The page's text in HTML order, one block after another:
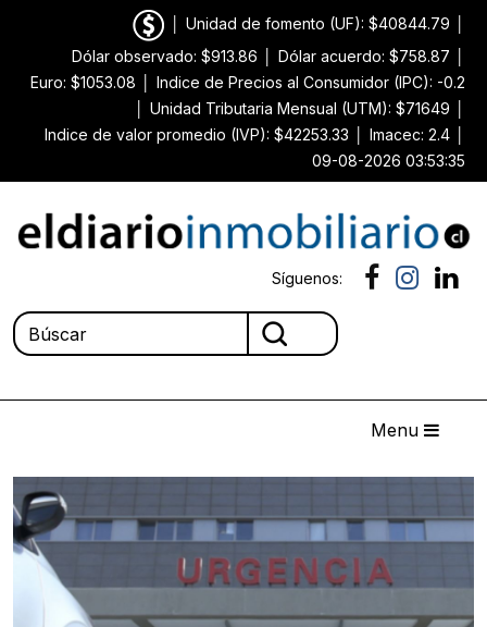
Unidad de fomento (UF): $40844.79
Dólar observado: $913.86
Dólar acuerdo: $758.87
Euro: $1053.08
Indice de Precios al Consumidor (IPC): -0.2
Unidad Tributaria Mensual (UTM): $71649
Indice de valor promedio (IVP): $42253.33
Imacec: 2.4
09-08-2026 03:53:35
Síguenos:
Menu